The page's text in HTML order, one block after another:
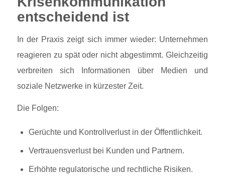
entscheidend ist
In der Praxis zeigt sich immer wieder: Unternehmen
reagieren zu spät oder nicht abgestimmt. Gleichzeitig
verbreiten sich Informationen über Medien und
soziale Netzwerke in kürzester Zeit.
Die Folgen:
Gerüchte und Kontrollverlust in der Öffentlichkeit.
Vertrauensverlust bei Kunden und Partnern.
Erhöhte regulatorische und rechtliche Risiken.